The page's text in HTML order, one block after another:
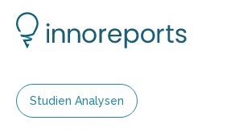
Studien Analysen